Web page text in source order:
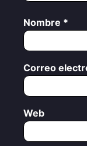
Nombre *
Correo
Web